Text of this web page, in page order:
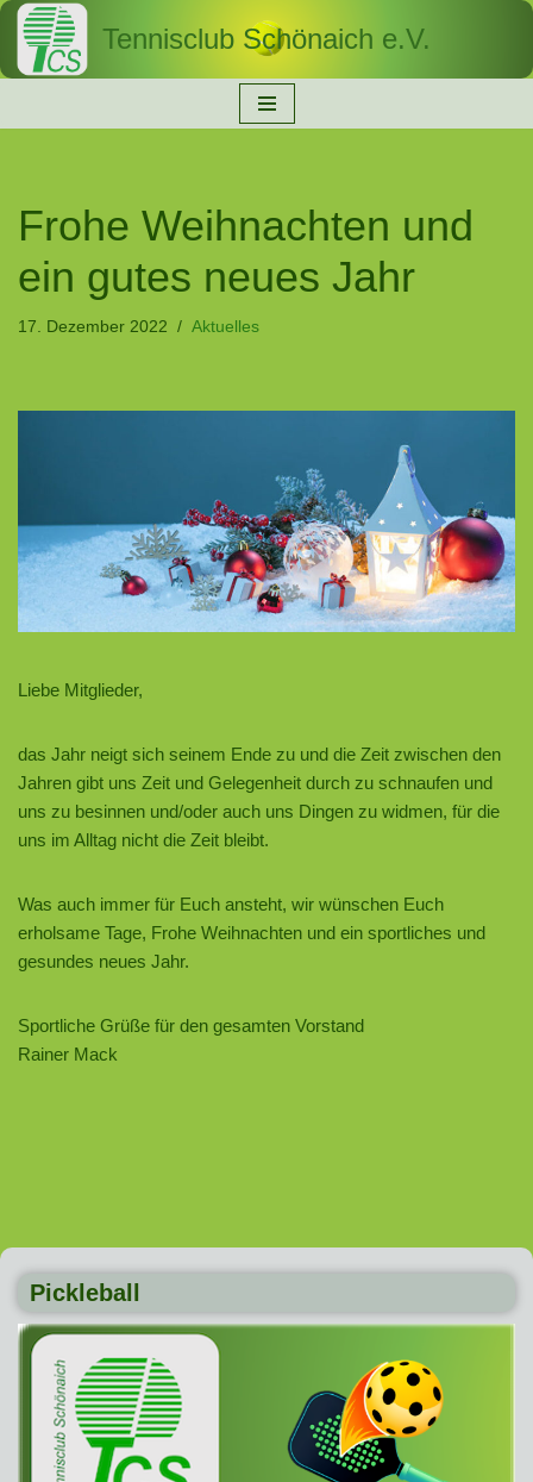
Zum
Tennisclub Schönaich e.V.
Frohe Weihnachten und
ein gutes neues Jahr
17. Dezember 2022 Aktuelles
Liebe Mitglieder,
das Jahr neigt sich seinem Ende zu und die Zeit zwischen den
Jahren gibt uns Zeit und Gelegenheit durch zu schnaufen und
uns zu besinnen und/oder auch uns Dingen zu widmen, für die
uns im Alltag nicht die Zeit bleibt.
Was auch immer für Euch ansteht, wir wünschen Euch
erholsame Tage, Frohe Weihnachten und ein sportliches und
gesundes neues Jahr.
Sportliche Grüße für den gesamten Vorstand
Rainer Mack
Pickleball